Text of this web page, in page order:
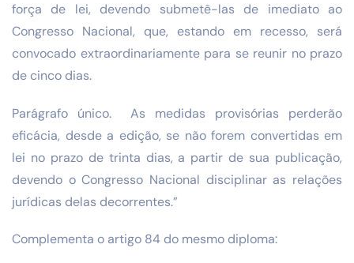
força de lei, devendo submetê-las de imediato ao
Congresso Nacional, que, estando em recesso, será
convocado extraordinariamente para se reunir no prazo
de cinco dias.
Parágrafo único. As medidas provisórias perderão
eficácia, desde a edição, se não forem convertidas em
lei no prazo de trinta dias, a partir de sua publicação,
devendo o Congresso Nacional disciplinar as relações
jurídicas delas decorrentes.”
Complementa o artigo 84 do mesmo diploma: